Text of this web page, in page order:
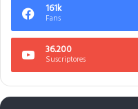
161k
Fans
36.200
Suscriptores